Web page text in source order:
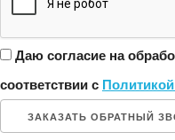
Даю согласие на
соответствии с
ЗАКАЗАТЬ ОБРАТНЫЙ